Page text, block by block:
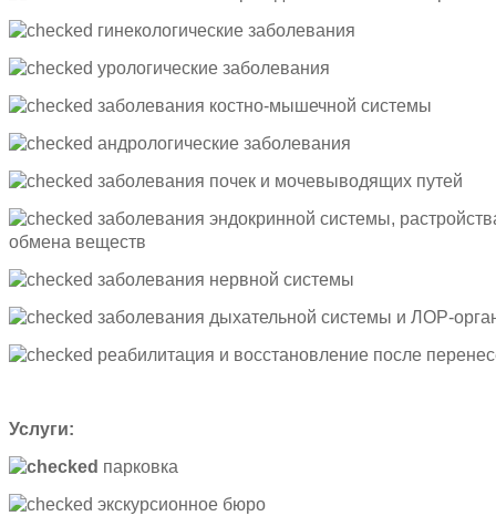
гинекологические заболевания
урологические заболевания
заболевания костно-мышечной системы
андрологические заболевания
заболевания почек и мочевыводящих путей
заболевания эндокринной системы,
обмена веществ
заболевания нервной системы
заболевания дыхательной системы и ЛОР-
реабилитация и восстановление после
Услуги:
парковка
экскурсионное бюро